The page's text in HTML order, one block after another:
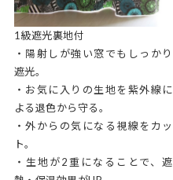
1級遮光裏地付
・陽射しが強い窓でもしっかり
遮光。
・お気に入りの生地を紫外線に
よる退色から守る。
・外からの気になる視線をカッ
ト。
・生地が2重になることで、遮